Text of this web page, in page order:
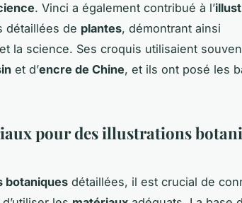
. Vinci a également contribué à l’
détaillées de plantes, démontrant ainsi
la science. Ses croquis utilisaient
et d’encre de Chine, et ils ont posé les
pour des illustrations
botaniques détaillées, il est crucial de